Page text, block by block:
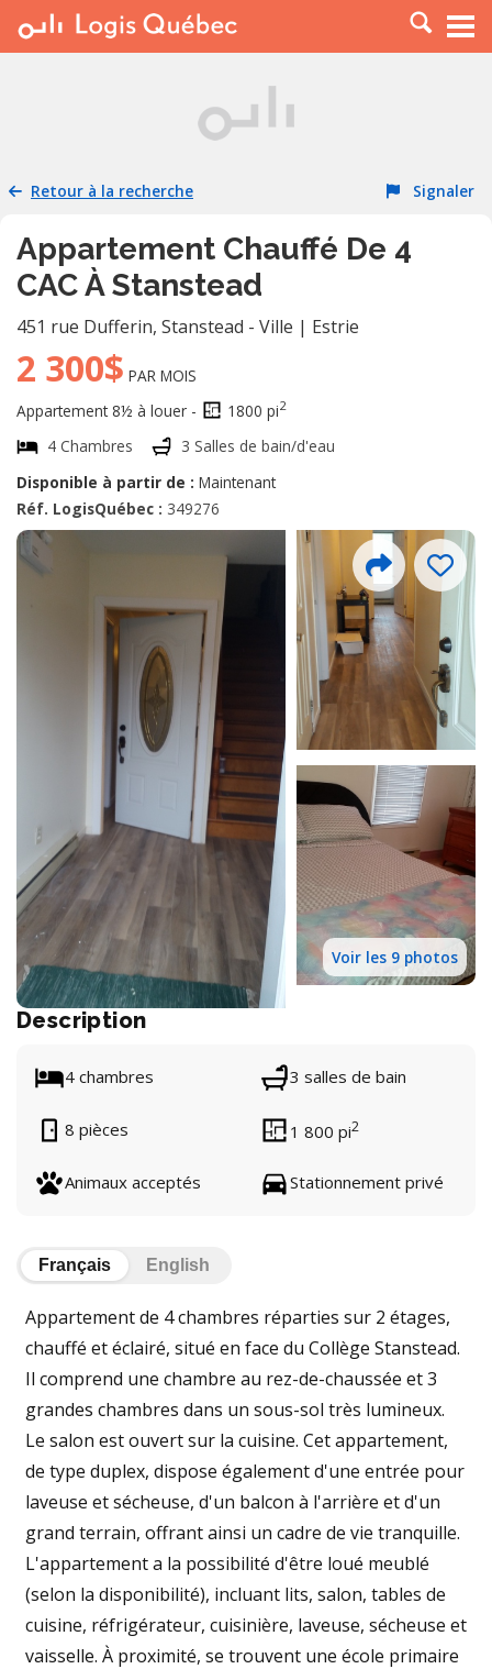
À LOUER
PLACER UNE ANNONCE
RESSOURCES
Retour à la recherche Signaler
Appartement Chauffé De 4
CAC À Stanstead
451 rue Dufferin, Stanstead - Ville | Estrie
2 300$ PAR MOIS
Appartement 8½ à louer -
1800 pi2
4 Chambres
3 Salles de bain/d'eau
Disponible à partir de : Maintenant
Réf. LogisQuébec : 349276
Voir les 9 photos
Description
4 chambres 3 salles de bain
8 pièces 1 800 pi2
Animaux acceptés Stationnement privé
Français English
Appartement de 4 chambres réparties sur 2 étages,
chauffé et éclairé, situé en face du Collège Stanstead.
Il comprend une chambre au rez-de-chaussée et 3
grandes chambres dans un sous-sol très lumineux.
Le salon est ouvert sur la cuisine. Cet appartement,
de type duplex, dispose également d'une entrée pour
laveuse et sécheuse, d'un balcon à l'arrière et d'un
grand terrain, offrant ainsi un cadre de vie tranquille.
L'appartement a la possibilité d'être loué meublé
(selon la disponibilité), incluant lits, salon, tables de
cuisine, réfrigérateur, cuisinière, laveuse, sécheuse et
vaisselle. À proximité, se trouvent une école primaire